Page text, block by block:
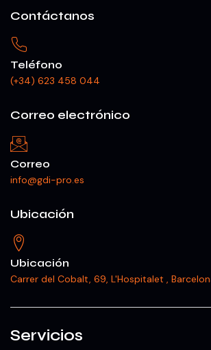
Contáctanos
Teléfono
(+34) 623 458 044
Correo electrónico
Correo
info@gdi-pro.es
Ubicación
Ubicación
Carrer del Cobalt, 69, L'Hospitalet ,
Servicios